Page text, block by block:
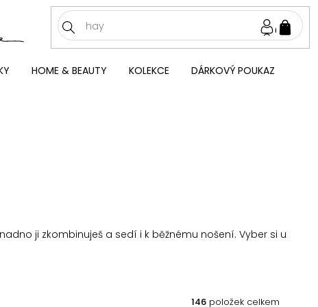
HOME & BEAUTY KOLEKCE DÁRKOVÝ POUKAZ
ji zkombinuješ a sedí i k běžnému nošení. Vyber si u
146 položek celkem